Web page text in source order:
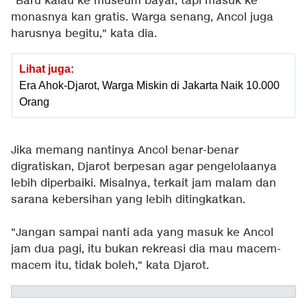
monasnya kan gratis. Warga senang, Ancol juga
harusnya begitu," kata dia.
Lihat juga:
Era Ahok-Djarot, Warga Miskin di Jakarta Naik 10.000
Orang
Jika memang nantinya Ancol benar-benar
digratiskan, Djarot berpesan agar pengelolaanya
lebih diperbaiki. Misalnya, terkait jam malam dan
sarana kebersihan yang lebih ditingkatkan.
"Jangan sampai nanti ada yang masuk ke Ancol
jam dua pagi, itu bukan rekreasi dia mau macem-
macem itu, tidak boleh," kata Djarot.